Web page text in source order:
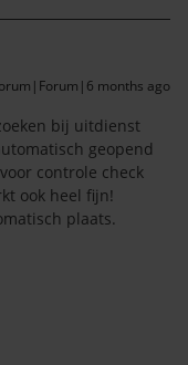
months ago
bij uitdienst
geopend
controle check
ook heel fijn!
plaats.